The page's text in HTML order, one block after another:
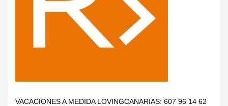
VACACIONES A MEDIDA LOVINGCANARIAS: 607 96 14 62